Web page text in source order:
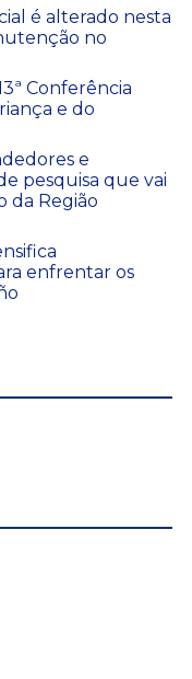
é alterado nesta
no
Conferência
e do
e
pesquisa que vai
da Região
enfrentar os